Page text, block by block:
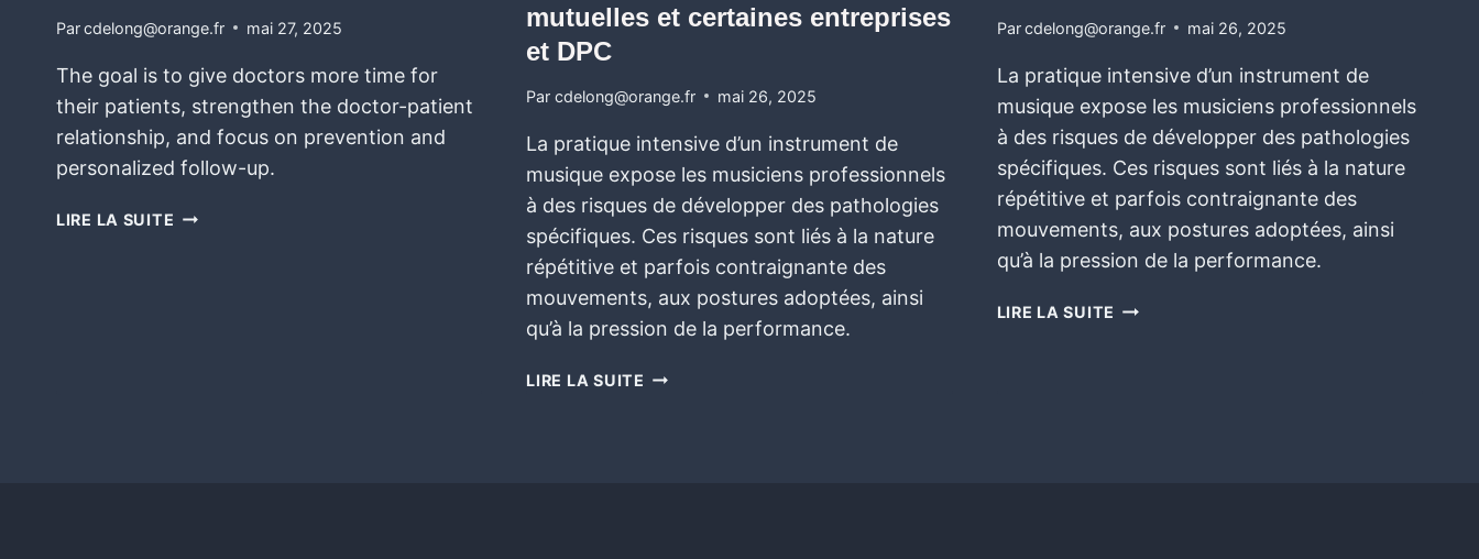
Parcdelong@orange.fr mai 27, 2025
The goal is to give doctors more time for
their patients, strengthen the doctor-patient
relationship, and focus on prevention and
personalized follow-up.
LIRE LA SUITE
mutuelles et certaines entreprises
et DPC
Par cdelong@orange.fr mai 26, 2025
La pratique intensive d’un instrument de
musique expose les musiciens professionnels
à des risques de développer des pathologies
spécifiques. Ces risques sont liés à la nature
répétitive et parfois contraignante des
mouvements, aux postures adoptées, ainsi
qu’à la pression de la performance.
LIRE LA SUITE
Parcdelong@orange.fr mai 26, 2025
La pratique intensive d’un instrument de
musique expose les musiciens professionnels
à des risques de développer des pathologies
spécifiques. Ces risques sont liés à la nature
répétitive et parfois contraignante des
mouvements, aux postures adoptées, ainsi
qu’à la pression de la performance.
LIRE LA SUITE